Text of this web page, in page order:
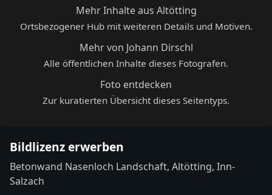
Mehr Inhalte aus Altötting
Ortsbezogener Hub mit weiteren Details und Motiven.
Mehr von Johann Dirschl
Alle öffentlichen Inhalte dieses Fotografen.
Foto entdecken
Zur kuratierten Übersicht dieses Seitentyps.
Bildlizenz erwerben
Betonwand Nasenloch Landschaft, Altötting, Inn-
Salzach